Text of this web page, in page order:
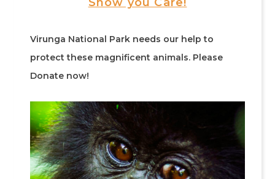
Virunga National Park needs our help to
protect these magnificent animals. Please
Donate now!